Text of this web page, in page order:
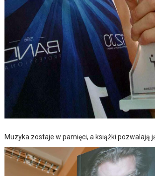
Muzyka zostaje w pamięci, a książki pozwalają